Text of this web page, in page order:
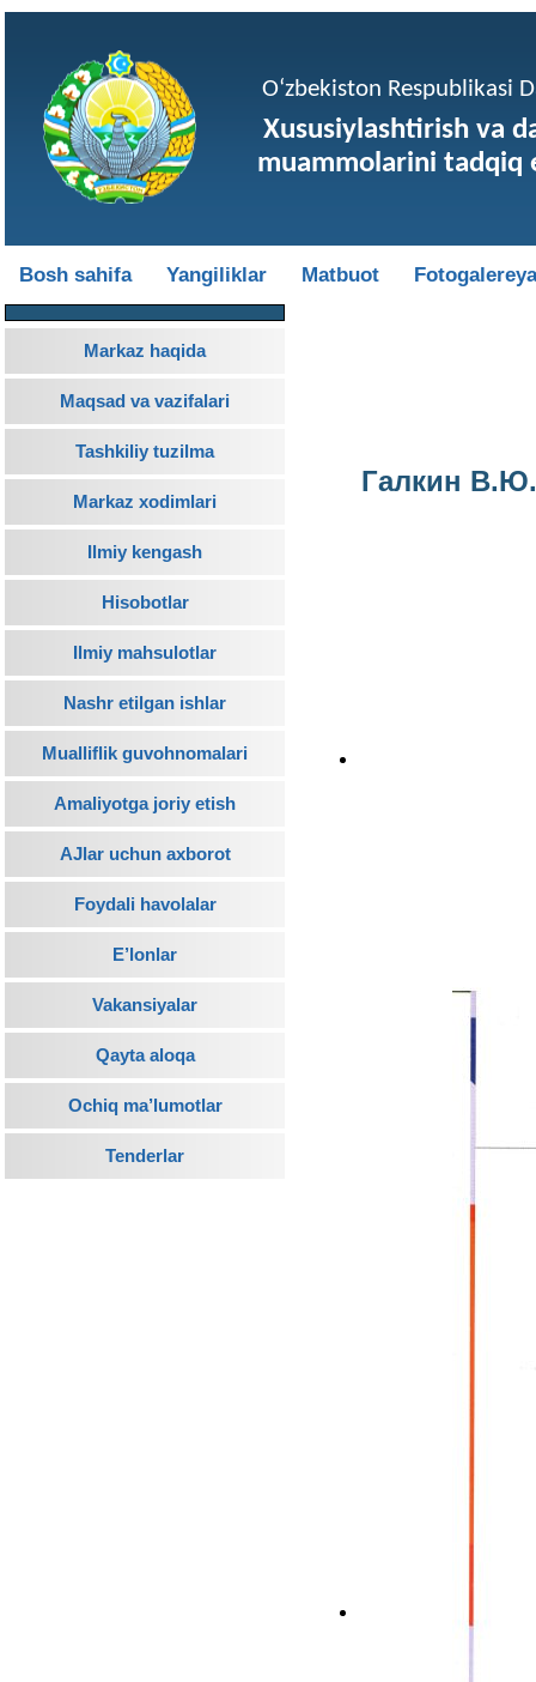
O‘zbekiston Respublikasi
Xususiylashtirish va
muammolarini tadqiq
Bosh sahifa Yangiliklar Matbuot Fotogalereya
Markaz haqida
Maqsad va vazifalari
Tashkiliy tuzilma
Markaz xodimlari
Ilmiy kengash
Hisobotlar
Ilmiy mahsulotlar
Nashr etilgan ishlar
Mualliflik guvohnomalari
Amaliyotga joriy etish
AJlar uchun axborot
Foydali havolalar
E’lonlar
Vakansiyalar
Qayta aloqa
Ochiq ma’lumotlar
Tenderlar
Галкин